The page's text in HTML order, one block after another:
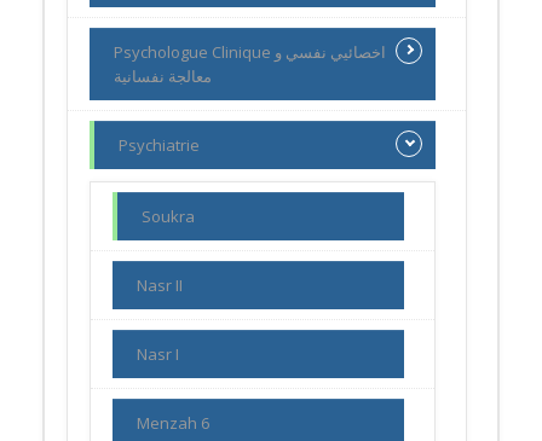
Psychologue Clinique اخصائيي نفسي و
معالجة نفسانية
Psychiatrie
Soukra
Nasr II
Nasr I
Menzah 6